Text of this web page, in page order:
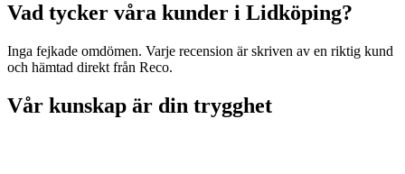
Vad tycker våra kunder i Lidköping?
Inga fejkade omdömen. Varje recension är skriven av en riktig kund
och hämtad direkt från Reco.
Vår kunskap är din trygghet